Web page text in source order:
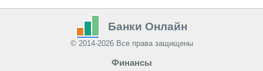
Банки Онлайн
© 2014-2026 Все права защищены
Финансы